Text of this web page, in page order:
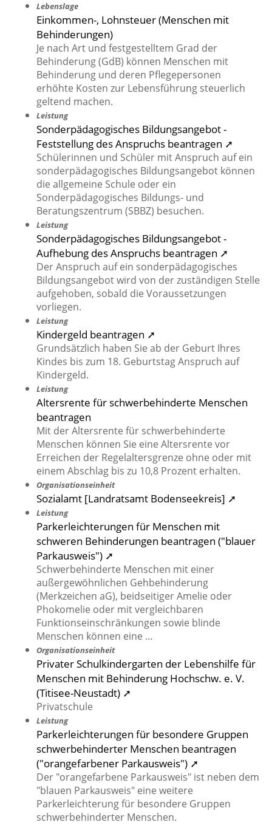
Lebenslage
Einkommen-, Lohnsteuer (Menschen mit
Behinderungen)
Je nach Art und festgestelltem Grad der
Behinderung (GdB) können Menschen mit
Behinderung und deren Pflegepersonen
erhöhte Kosten zur Lebensführung steuerlich
geltend machen.
Leistung
Sonderpädagogisches Bildungsangebot -
Feststellung des Anspruchs beantragen ➚
Schülerinnen und Schüler mit Anspruch auf ein
sonderpädagogisches Bildungsangebot können
die allgemeine Schule oder ein
Sonderpädagogisches Bildungs- und
Beratungszentrum (SBBZ) besuchen.
Leistung
Sonderpädagogisches Bildungsangebot -
Aufhebung des Anspruchs beantragen ➚
Der Anspruch auf ein sonderpädagogisches
Bildungsangebot wird von der zuständigen Stelle
aufgehoben, sobald die Voraussetzungen
vorliegen.
Leistung
Kindergeld beantragen ➚
Grundsätzlich haben Sie ab der Geburt Ihres
Kindes bis zum 18. Geburtstag Anspruch auf
Kindergeld.
Leistung
Altersrente für schwerbehinderte Menschen
beantragen
Mit der Altersrente für schwerbehinderte
Menschen können Sie eine Altersrente vor
Erreichen der Regelaltersgrenze ohne oder mit
einem Abschlag bis zu 10,8 Prozent erhalten.
Organisationseinheit
Sozialamt [Landratsamt Bodenseekreis] ➚
Leistung
Parkerleichterungen für Menschen mit
schweren Behinderungen beantragen ("blauer
Parkausweis") ➚
Schwerbehinderte Menschen mit einer
außergewöhnlichen Gehbehinderung
(Merkzeichen aG), beidseitiger Amelie oder
Phokomelie oder mit vergleichbaren
Funktionseinschränkungen sowie blinde
Menschen können eine …
Organisationseinheit
Privater Schulkindergarten der Lebenshilfe für
Menschen mit Behinderung Hochschw. e. V.
(Titisee-Neustadt) ➚
Privatschule
Leistung
Parkerleichterungen für besondere Gruppen
schwerbehinderter Menschen beantragen
("orangefarbener Parkausweis") ➚
Der "orangefarbene Parkausweis" ist neben dem
"blauen Parkausweis" eine weitere
Parkerleichterung für besondere Gruppen
schwerbehinderter Menschen.